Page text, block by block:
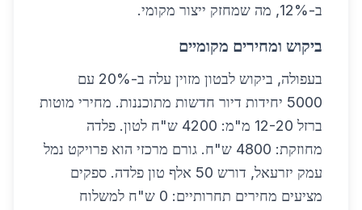
ב-12%, מה שמחזק ייצור מקומי.
ביקוש ומחירים מקומיים
בעפולה, ביקוש לבטון מזוין עלה ב-20% עם
5000 יחידות דיור חדשות מתוכננות. מחירי מוטות
ברזל 12-20 מ"מ: 4200 ש"ח לטון. פלדה
מחוזקת: 4800 ש"ח. גורם מרכזי הוא פרויקט נמל
עמק יזרעאל, דורש 50 אלף טון פלדה. ספקים
מציעים מחירים תחרותיים: 0 ש"ח למשלוח